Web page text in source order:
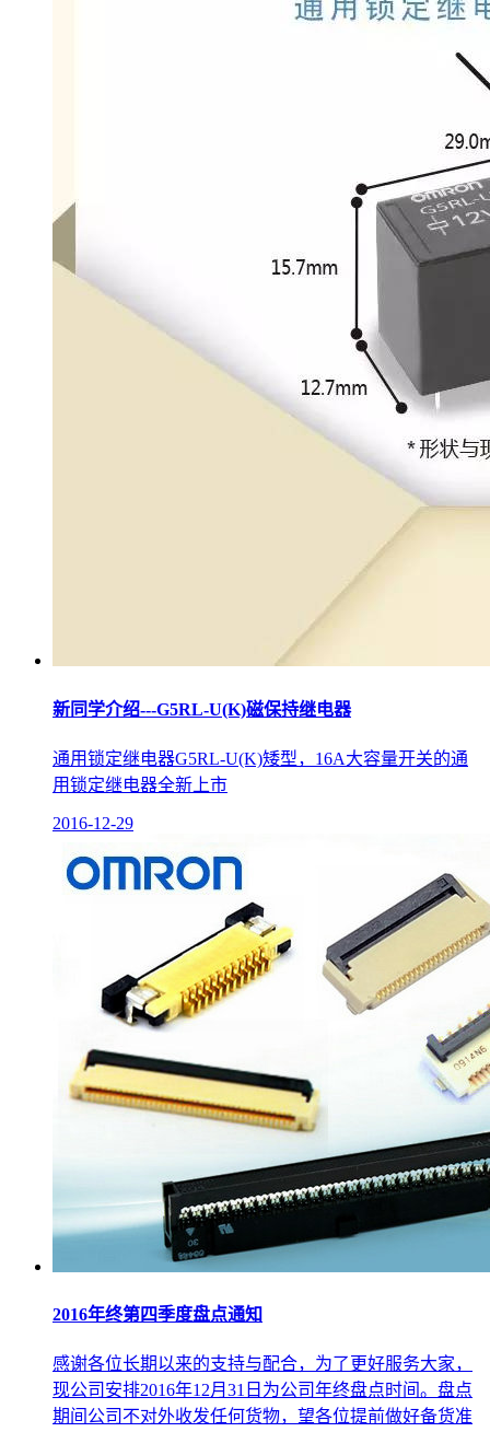
新同学介绍---G5RL-U(K)磁保持继电器
通用锁定继电器G5RL-U(K)矮型，16A大容量开关的通
用锁定继电器全新上市
2016-12-29
2016年终第四季度盘点通知
感谢各位长期以来的支持与配合，为了更好服务大家，
现公司安排2016年12月31日为公司年终盘点时间。盘点
期间公司不对外收发任何货物，望各位提前做好备货准